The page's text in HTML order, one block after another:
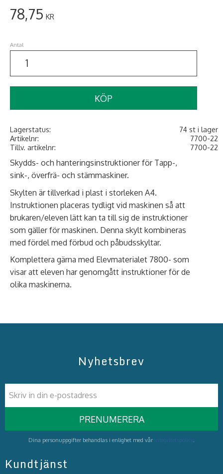
78,75 KR
Antal
KÖP
Lagerstatus
74 st i lager
Artikelnr
7700-22
Tillv. artikelnr
7700-22
Skydds- och hanteringsinstruktioner för Tapp-,
sink-, överfrä- och stämmaskiner.
Skylten är tillverkad i plast i storleken A4.
Instruktionen placeras tydligt vid maskinen så att
brukaren/eleven lätt kan ta till sig de instruktioner
som gäller för maskinen. Denna skylt kombineras
med fördel med förbud och påbudsskyltar.
Komplettera gärna med Elevmaterialet 7800- som
visar att eleven har genomgått instruktioner för de
olika maskinerna.
Nyhetsbrev
PRENUMERERA
Dina personuppgifter behandlas i enlighet med vår integritetspolicy.
Kundtjänst